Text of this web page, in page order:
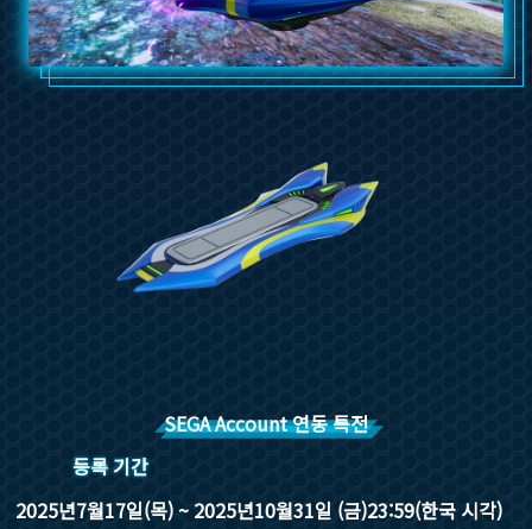
SEGA Account 연동 특전
등록 기간
2025년7월17일(목) ~ 2025년10월31일 (금)23:59(한국 시각)